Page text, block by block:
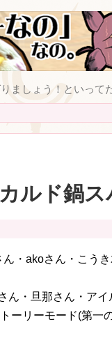
ましょう！といって
ルド鍋ス
・akoさん・こう
ん・旦那さん・ア
ーリーモード(第一